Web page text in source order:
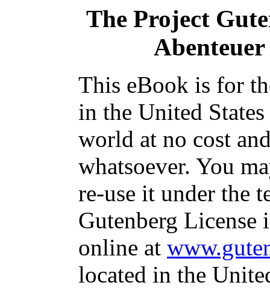
The Project
This eBook is for
in the United
world at no cost
whatsoever. You
re-use it under the
Gutenberg
online at
located in the